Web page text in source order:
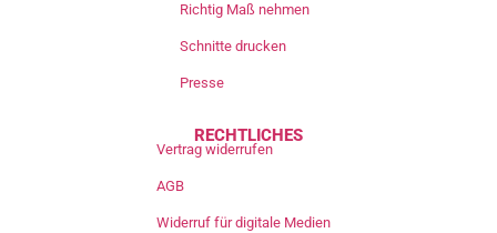
Richtig Maß nehmen
Schnitte drucken
Presse
RECHTLICHES
Vertrag widerrufen
AGB
Widerruf für digitale Medien